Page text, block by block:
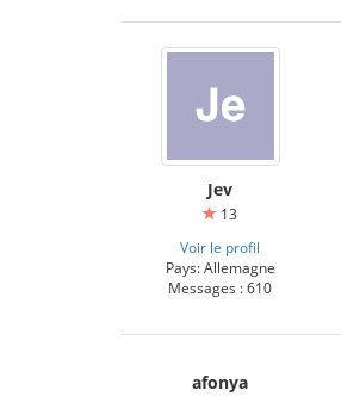
Jev
13
Voir le profil
Pays: Allemagne
Messages : 610
afonya